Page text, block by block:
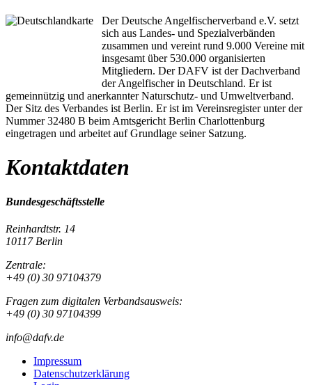
Der Deutsche Angelfischerverband e.V. setzt
sich aus Landes- und Spezialverbänden
zusammen und vereint rund 9.000 Vereine mit
insgesamt über 530.000 organisierten
Mitgliedern. Der DAFV ist der Dachverband
der Angelfischer in Deutschland. Er ist
gemeinnützig und anerkannter Naturschutz- und Umweltverband.
Der Sitz des Verbandes ist Berlin. Er ist im Vereinsregister unter der
Nummer 32480 B beim Amtsgericht Berlin Charlottenburg
eingetragen und arbeitet auf Grundlage seiner Satzung.
Kontaktdaten
Bundesgeschäftsstelle
Reinhardtstr. 14
10117 Berlin
Zentrale:
+49 (0) 30 97104379
Fragen zum digitalen Verbandsausweis:
+49 (0) 30 97104399
info@dafv.de
Impressum
Datenschutzerklärung